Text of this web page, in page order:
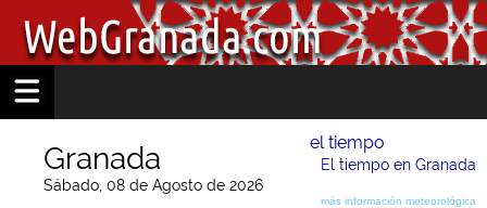
Granada
Sábado, 08 de Agosto de 2026
el tiempo
El tiempo en Granada
más información meteorológica